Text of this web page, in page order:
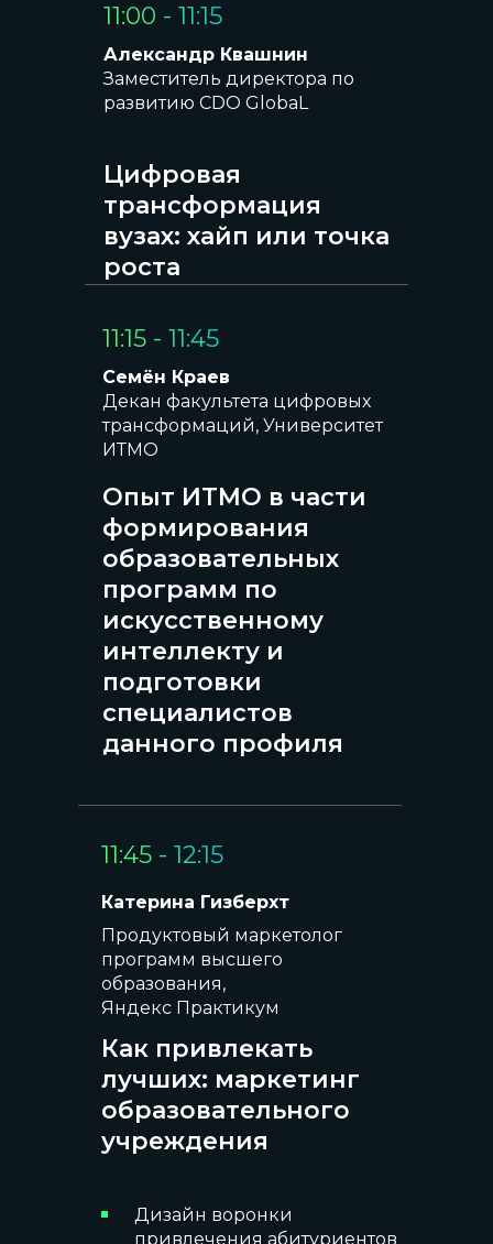
11:15 - 11:45
Опыт ИТМО в части
формирования
образовательных
программ по
искусственному
интеллекту и
подготовки
специалистов
данного профиля
Декан факультета цифровых
трансформаций, Университет
ИТМО
Семён Краев
11:45 - 12:15
Как привлекать
лучших: маркетинг
образовательного
учреждения
Дизайн воронки
привлечения абитуриентов
Катерина Гизберхт
Продуктовый маркетолог
программ высшего
образования,
Яндекс Практикум
11:00 - 11:15
Цифровая
трансформация
вузах: хайп или точка
роста
Заместитель директора по
развитию CDO GlobaL
Александр Квашнин